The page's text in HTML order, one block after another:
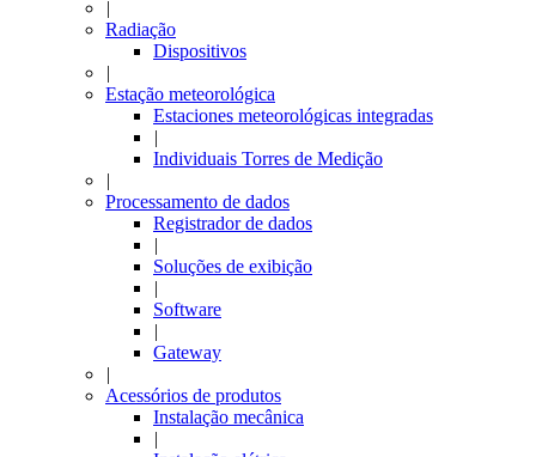
|
Radiação
Dispositivos
|
Estação meteorológica
Estaciones meteorológicas integradas
|
Individuais Torres de Medição
|
Processamento de dados
Registrador de dados
|
Soluções de exibição
|
Software
|
Gateway
|
Acessórios de produtos
Instalação mecânica
|